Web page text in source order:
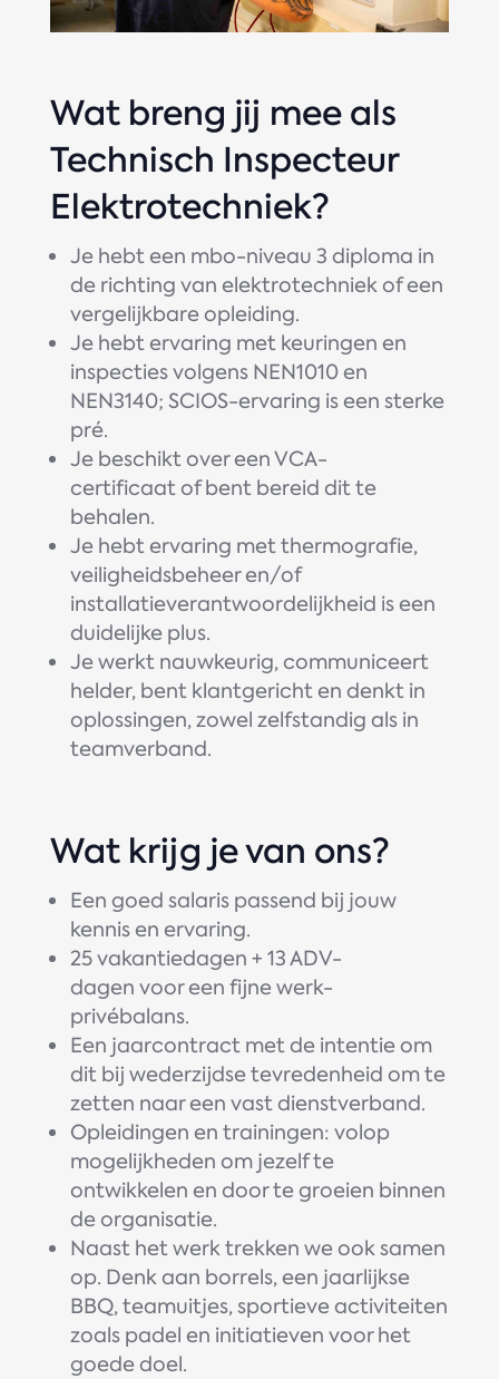
Wat breng jij mee als
Technisch Inspecteur
Elektrotechniek?
Je hebt een mbo-niveau 3 diploma in
de richting van elektrotechniek of een
vergelijkbare opleiding.
Je hebt ervaring met keuringen en
inspecties volgens NEN1010 en
NEN3140; SCIOS-ervaring is een sterke
pré.
Je beschikt over een VCA-
certificaat of bent bereid dit te
behalen.
Je hebt ervaring met thermografie,
veiligheidsbeheer en/of
installatieverantwoordelijkheid is een
duidelijke plus.
Je werkt nauwkeurig, communiceert
helder, bent klantgericht en denkt in
oplossingen, zowel zelfstandig als in
teamverband.
Wat krijg je van ons?
Een goed salaris passend bij jouw
kennis en ervaring.
25 vakantiedagen + 13 ADV-
dagen voor een fijne werk-
privébalans.
Een jaarcontract met de intentie om
dit bij wederzijdse tevredenheid om te
zetten naar een vast dienstverband.
Opleidingen en trainingen: volop
mogelijkheden om jezelf te
ontwikkelen en door te groeien binnen
de organisatie.
Naast het werk trekken we ook samen
op. Denk aan borrels, een jaarlijkse
BBQ, teamuitjes, sportieve activiteiten
zoals padel en initiatieven voor het
goede doel.